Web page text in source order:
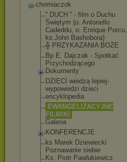
chomiaczok
'' DUCH '' - film o Duchu
Świętym (o. Antonello
Cadeddu, o. Enrique Porcu,
ks.John Bashobora)
╬ PRZYKAZANIA BOŻE
Bp E. Dajczak - Spotkać
Przychodzącego
Dokumenty
DZIECI wiedzą lepiej-
wypowiedzi dzieci
encyklopedia
EWANGELIZACYJNE
FILMIKI
Galeria
KONFERENCJE
ks Marek Dziewiecki
Poznawanie siebie
Ks. Piotr Pawlukiewicz